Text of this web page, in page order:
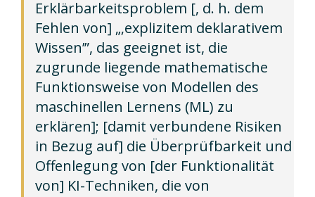
Erklärbarkeitsproblem [, d. h. dem
Fehlen von] „‚explizitem deklarativem
Wissen’”, das geeignet ist, die
zugrunde liegende mathematische
Funktionsweise von Modellen des
maschinellen Lernens (ML) zu
erklären]; [damit verbundene Risiken
in Bezug auf] die Überprüfbarkeit und
Offenlegung von [der Funktionalität
von] KI-Techniken, die von